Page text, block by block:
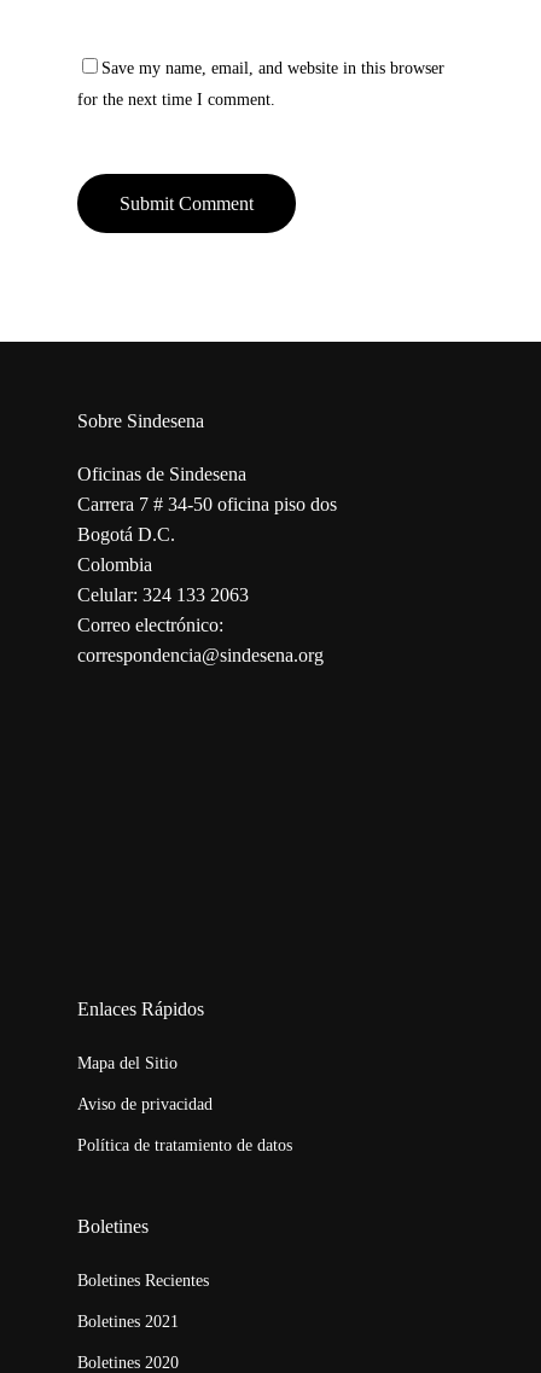
Save my name, email, and website in this browser
for the next time I comment.
Sobre Sindesena
Oficinas de Sindesena
Carrera 7 # 34-50 oficina piso dos
Bogotá D.C.
Colombia
Celular: 324 133 2063
Correo electrónico:
correspondencia@sindesena.org
Enlaces Rápidos
Mapa del Sitio
Aviso de privacidad
Política de tratamiento de datos
Boletines
Boletines Recientes
Boletines 2021
Boletines 2020